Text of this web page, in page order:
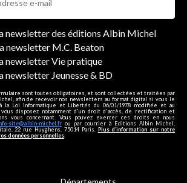
newsletter des éditions Albin Michel
newsletter M.C. Beaton
newsletter Vie pratique
newsletter Jeunesse & BD
sont toutes obligatoires, et sont collectées et traitées par
afin de recevoir nos newsletters au format digital si vous le
la Loi Informatique et Libertés du 06/01/1978 modifiée et au
vous disposez notamment d'un droit d'accès, de rectification et
vous concernant. Vous pouvez exercer ces droits en nous
site@albin-michel.fr ou par courrier à Editions Albin Michel,
22 rue Huyghens, 75014 Paris. Plus d’information sur notre
données personnelles.